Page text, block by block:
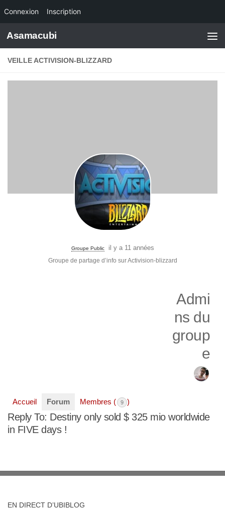
Connexion Inscription
Skip to content
Asamacubi
VEILLE ACTIVISION-BLIZZARD
Groupe Public il y a 11 années
Groupe de partage d’info sur Activision-blizzard
Admi
ns du
group
e
Accueil Forum Membres ( 9 )
Reply To: Destiny only sold $ 325 mio worldwide
in FIVE days !
EN DIRECT D’UBIBLOG